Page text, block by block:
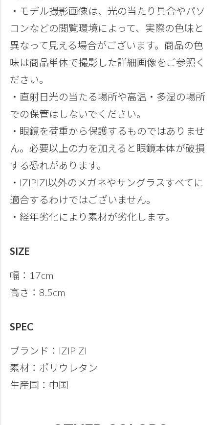
・モデル撮影画像は、光の当たり具合やパソ
コンなどの閲覧環境によって、実際の色味と
異なって見える場合がございます。商品の色
味は商品単体で撮影した詳細画像をご参照く
ださい。
・直射日光の当たる場所や高温・多湿の場所
での保管はしないでください。
・眼鏡を荷重から保護するものではありませ
ん。必要以上の力を加えると眼鏡本体が破損
する恐れがあります。
・IZIPIZI以外のメガネやサングラスすべてに
適合するわけではございません。
・経年劣化により素材が劣化します。
SIZE
幅：17cm
高さ：8.5cm
SPEC
ブランド：IZIPIZI
素材：ポリウレタン
生産国：中国